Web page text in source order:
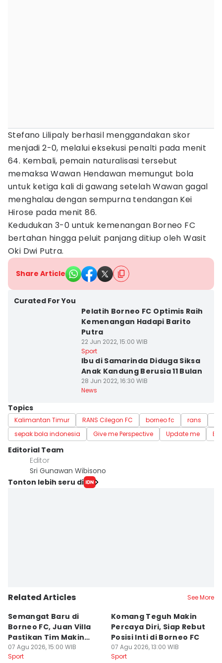
Stefano Lilipaly berhasil menggandakan skor
menjadi 2-0, melalui eksekusi penalti pada menit
64. Kembali, pemain naturalisasi tersebut
memaksa Wawan Hendawan memungut bola
untuk ketiga kali di gawang setelah Wawan gagal
menghalau dengan sempurna tendangan Kei
Hirose pada menit 86.
Kedudukan 3-0 untuk kemenangan Borneo FC
bertahan hingga peluit panjang ditiup oleh Wasit
Oki Dwi Putra.
Share Article
Curated For You
Pelatih Borneo FC Optimis Raih
Kemenangan Hadapi Barito
Putra
22 Jun 2022, 15:00 WIB
Sport
Ibu di Samarinda Diduga Siksa
Anak Kandung Berusia 11 Bulan
28 Jun 2022, 16:30 WIB
News
Topics
Kalimantan Timur RANS Cilegon FC borneo fc rans
sepak bola indonesia
Give me Perspective Update me
Editorial Team
Editor
Sri Gunawan Wibisono
Tonton lebih seru di
Related Articles See More
Semangat Baru di
Borneo FC, Juan Villa
Pastikan Tim Makin
Kompak
07 Agu 2026, 15:00 WIB
Sport
Komang Teguh Makin
Percaya Diri, Siap Rebut
Posisi Inti di Borneo FC
07 Agu 2026, 13:00 WIB
Sport